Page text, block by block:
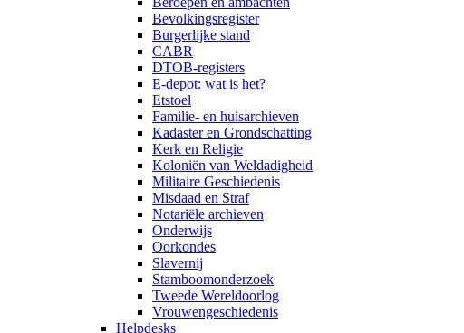
Bevolkingsregister
Burgerlijke stand
CABR
DTOB-registers
E-depot: wat is het?
Etstoel
Familie- en huisarchieven
Kadaster en Grondschatting
Kerk en Religie
Koloniën van Weldadigheid
Militaire Geschiedenis
Misdaad en Straf
Notariële archieven
Onderwijs
Oorkondes
Slavernij
Stamboomonderzoek
Tweede Wereldoorlog
Vrouwengeschiedenis
Helpdesks